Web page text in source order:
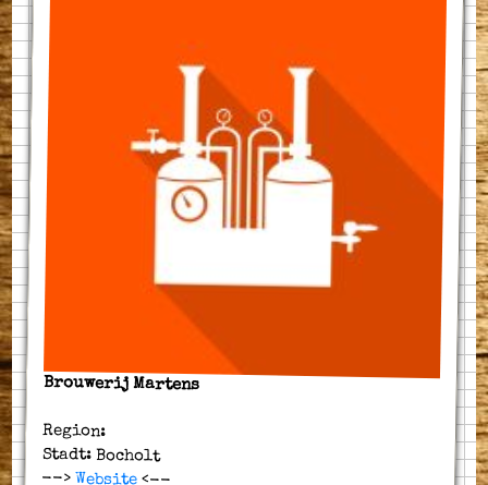
Brouwerij Martens
Region:
Stadt: Bocholt
--> Website <--